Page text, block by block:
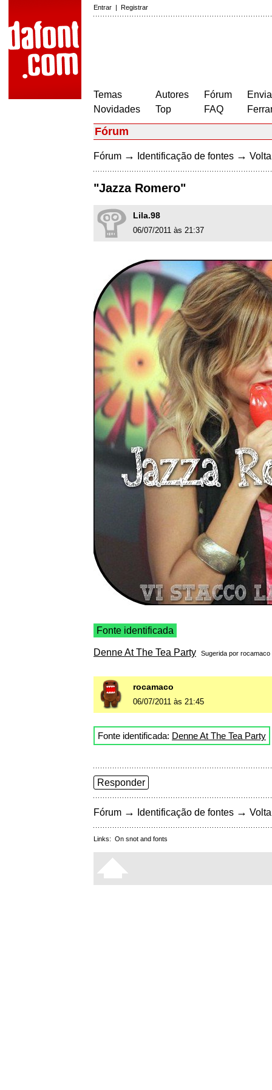
Entrar | Registrar
Temas
Novidades
Autores
Top
Fórum
FAQ
Fórum
Fórum → Identificação de fontes →
"Jazza Romero"
Lila.98
06/07/2011 às 21:37
Fonte identificada
Denne At The Tea Party Sugerida por rocamaco
rocamaco
06/07/2011 às 21:45
Fonte identificada: Denne At The Tea Party
Responder
Fórum → Identificação de fontes →
Links: On snot and fonts